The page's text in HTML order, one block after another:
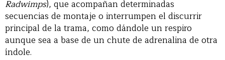
Radwimps), que acompañan determinadas
secuencias de montaje o interrumpen el discurrir
principal de la trama, como dándole un respiro
aunque sea a base de un chute de adrenalina de otra
índole.